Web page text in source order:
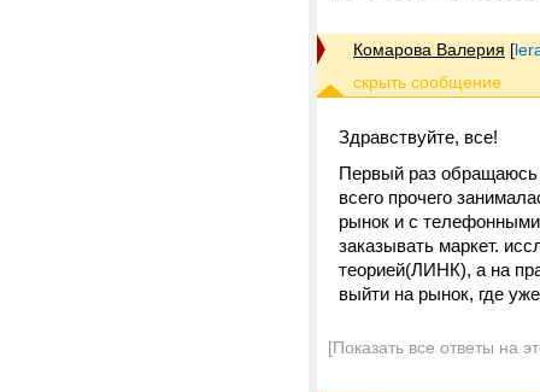
Комарова Валерия [
Здравствуйте, все!
Первый раз обращаюсь
всего прочего
рынок и с
заказывать маркет.
теорией(ЛИНК), а на
выйти на рынок, где
[Показать все ответы на